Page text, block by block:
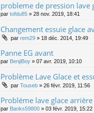
probleme de pression lave
par tofdu85 » 28 nov. 2019, 18:41
Changement essuie glace
par rem29 » 18 déc. 2014, 19:49
Panne EG avant
par BenjiBoy » 07 avr. 2019, 10:10
Problème Lave Glace et
par Touseb » 26 févr. 2019, 11:56
Probléme lave glace
par Banks59800 » 03 févr. 2019, 15:22